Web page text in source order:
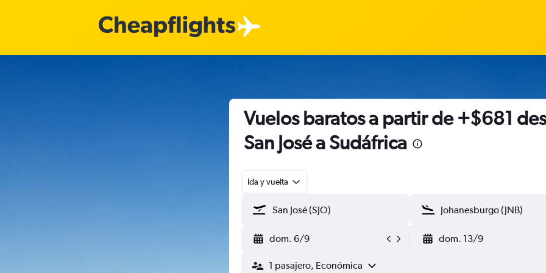
Vuelos baratos a partir de +$681
San José a Sudáfrica
Ida y vuelta
dom. 6/9 dom. 13/9
1 pasajero, Económica